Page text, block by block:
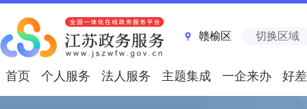
赣榆区 切换区域
首页 个人服务 法人服务 主题集成 一企来办 好